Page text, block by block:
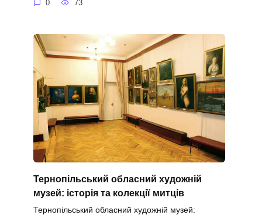
0 73
Тернопільський обласний художній
музей: історія та колекції митців
Тернопільський обласний художній музей: